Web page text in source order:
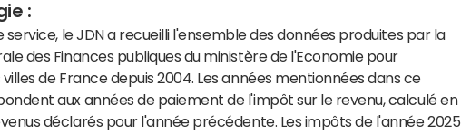
:
service, le JDN a recueilli l'ensemble des données produites par la
des Finances publiques du ministère de l'Economie pour
villes de France depuis 2004. Les années mentionnées dans ce
aux années de paiement de l'impôt sur le revenu, calculé en
déclarés pour l'année précédente. Les impôts de l'année 2025